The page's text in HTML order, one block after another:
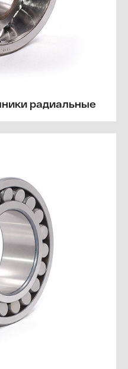
радиальные